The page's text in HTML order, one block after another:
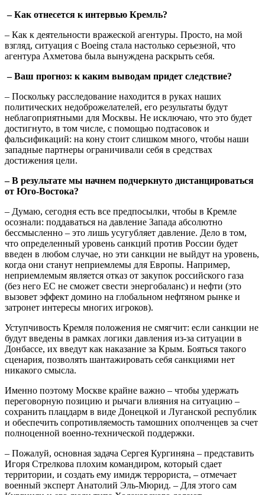
– Как отнесется к интервью Кремль?
– Как к деятельности вражеской агентуры. Просто, на мой
взгляд, ситуация с Boeing стала настолько серьезной, что
агентура Ахметова была вынуждена раскрыть себя.
– Ваш прогноз: к каким выводам придет следствие?
– Поскольку расследование находится в руках наших
политических недоброжелателей, его результаты будут
неблагоприятными для Москвы. Не исключаю, что это будет
достигнуто, в том числе, с помощью подтасовок и
фальсификаций: на кону стоит слишком много, чтобы наши
западные партнеры ограничивали себя в средствах
достижения цели.
– В результате мы начнем подчеркнуто дистанцироваться
от Юго-Востока?
– Думаю, сегодня есть все предпосылки, чтобы в Кремле
осознали: поддаваться на давление Запада абсолютно
бессмысленно – это лишь усугубляет давление. Дело в том,
что определенный уровень санкций против России будет
введен в любом случае, но эти санкции не выйдут на уровень,
когда они станут неприемлемы для Европы. Например,
неприемлемым является отказ от закупок российского газа
(без него ЕС не сможет свести энергобаланс) и нефти (это
вызовет эффект домино на глобальном нефтяном рынке и
затронет интересы многих игроков).
Уступчивость Кремля положения не смягчит: если санкции не
будут введены в рамках логики давления из-за ситуации в
Донбассе, их введут как наказание за Крым. Бояться такого
сценария, позволять шантажировать себя санкциями нет
никакого смысла.
Именно поэтому Москве крайне важно – чтобы удержать
переговорную позицию и рычаги влияния на ситуацию –
сохранить плацдарм в виде Донецкой и Луганской республик
и обеспечить сопротивляемость тамошних ополченцев за счет
полноценной военно-технической поддержки.
– Пожалуй, основная задача Сергея Кургиняна – представить
Игоря Стрелкова плохим командиром, который сдает
территории, и создать ему имидж террориста, – отмечает
военный эксперт Анатолий Эль-Мюрид. – Для этого сам